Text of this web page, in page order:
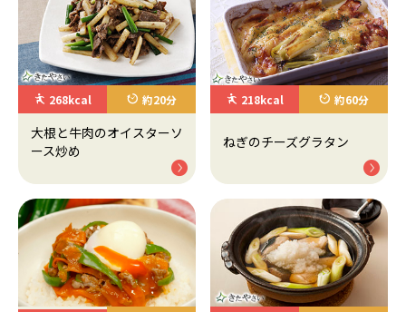
268kcal 約20分
大根と牛肉のオイスターソ
ース炒め
218kcal 約60分
ねぎのチーズグラタン